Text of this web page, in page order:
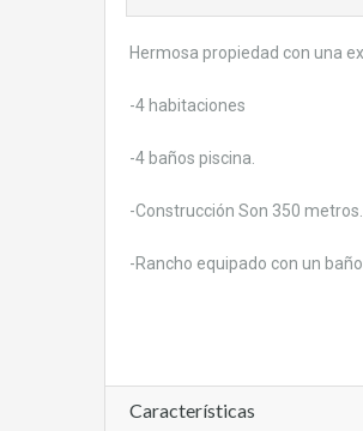
Hermosa propiedad con una
-4 habitaciones
-4 baños piscina.
-Construcción Son 350 metros.
-Rancho equipado con un
Características